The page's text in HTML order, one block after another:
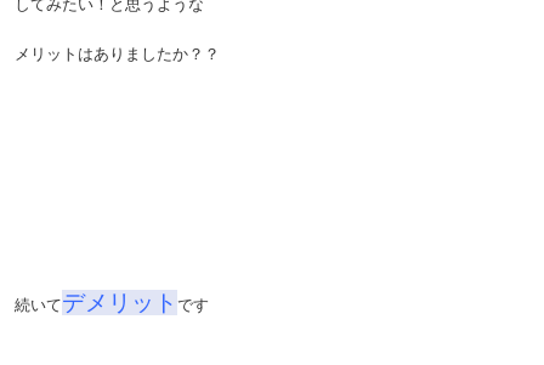
してみたい！と思うような
メリットはありましたか？？
続いてデメリットです